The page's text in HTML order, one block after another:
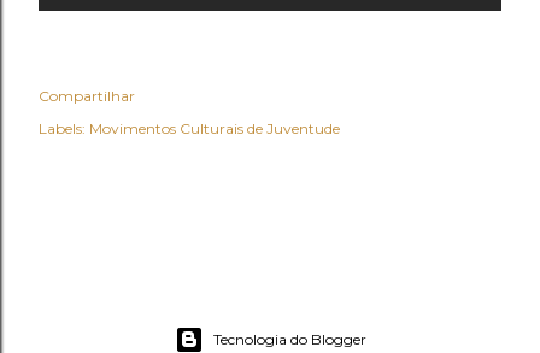
Compartilhar
Labels: Movimentos Culturais de Juventude
Tecnologia do Blogger